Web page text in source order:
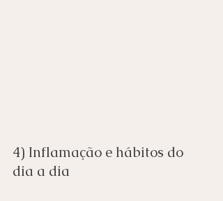
4) Inflamação e hábitos do
dia a dia